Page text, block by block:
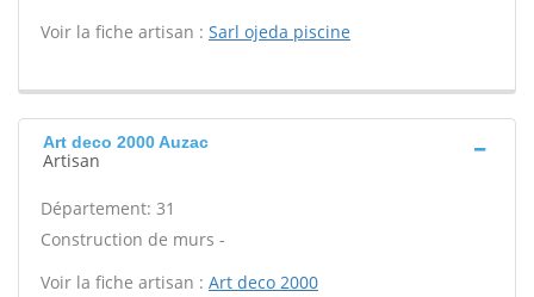
Voir la fiche artisan : Sarl ojeda piscine
Art deco 2000 Auzac
Artisan
Département: 31
Construction de murs -
Voir la fiche artisan : Art deco 2000